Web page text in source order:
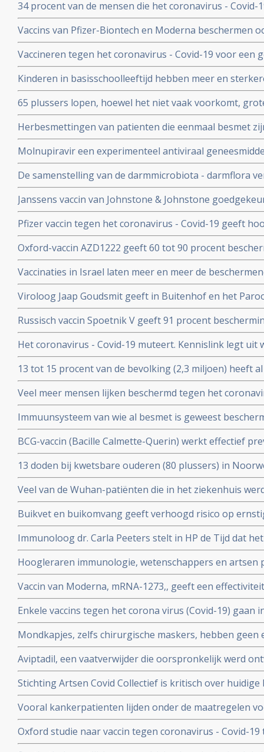
uitgesteld en onderbroken
34 procent van de mensen die het coronavirus -
problemen en werd een neurologische of
Vaccins van Pfizer-Biontech en Moderna beschermen
coronavirus aan anderen. Wie is gevaccineerd blijkt
anderen over te dragen
Vaccineren tegen het coronavirus - Covid-19 voor een
patienten en kan duizenden sterfgevallen
studie.
Kinderen in basisschoolleeftijd hebben meer en
besmet te zijn geweest met het coronavirus - Covid-19
65 plussers lopen, hoewel het niet vaak voorkomt,
besmetting met het coronavirus - Covid-19 dan
Herbesmettingen van patienten die eenmaal besmet
- Covid-19 komen zelden voor blijkt uit nieuwe
Molnupiravir een experimenteel antiviraal
virussen, waaronder coronavirussen en specifiek
coronavirus verdwenen bij alle deelnemende patienten.
De samenstelling van de darmmicrobiota - darmflora
COVID-19, vooral de functies in het darmmicrobioom
immuunreacties beinvloeden de ernst van de ziekte
Janssens vaccin van Johnstone & Johnstone
vaccin tegen het coronavirus.
Pfizer vaccin tegen het coronavirus - Covid-19 geeft
met 90 procent effectiviteit, maar er zijn nog veel
Oxford-vaccin AZD1222 geeft 60 tot 90 procent
Covid-19 zegt producent Astrazeneca in een
Vaccinaties in Israel laten meer en meer de
een maand meer jongeren opgenomen dan ouderen in
Viroloog Jaap Goudsmit geeft in Buitenhof en het
snel van de maatregelen afkomen. Vaccineer alle 60
Russisch vaccin Spoetnik V geeft 91 procent
procent bescherming tegen ernstig ziek worden. Blijkt
tussenresultaten
Het coronavirus - Covid-19 muteert. Kennislink legt uit
vaccins bv.
13 tot 15 procent van de bevolking (2,3 miljoen) heeft
coronavirus aangemaakt en hebben al langdurende
opgebouwd. Blijkt uit onderzoek van bloedbank
bloeddonoren.
Veel meer mensen lijken beschermd tegen het
gedacht. Door vroegere besmettingen met
immuniteit opgebouwd.
Immuunsysteem van wie al besmet is geweest
uit ons immuunsysteem ook tegen nieuwe mutaties
Braziliaanse mutaties van het coronavirus - Covid-19
BCG-vaccin (Bacille Calmette-Querin) werkt effectief
ziekten – mogelijk ook tegen COVID-19. RADBOUD
uitstekende resultaten uit studie met ouderen.
13 doden bij kwetsbare ouderen (80 plussers) in
vaccin van Pfizer of Moderna.
Veel van de Wuhan-patiënten die in het ziekenhuis
had zes maanden later nog steeds symptomen, zo
Buikvet en buikomvang geeft verhoogd risico op
coronavirus - Covid-19 blijkt uit Nederlandse studie
Immunoloog dr. Carla Peeters stelt in HP de Tijd dat
risico's is. En onderbouwt dat met ervaringen met het
Hoogleraren immunologie, wetenschappers en artsen
vitamine D tegen Covid-19. Er is steeds meer bewijs
coronavirus - Covid-19
Vaccin van Moderna, mRNA-1273,, geeft een
19 blijkt uit een tussenevaluatie.
Enkele vaccins tegen het corona virus (Covid-19) gaan
onderzocht worden na goede resultaten bij groepen
Mondkapjes, zelfs chirurgische maskers, hebben
tientallen gerandomiseerde studies. Dit in
Nederlandse regering van ons eist.
Aviptadil, een vaatverwijder die oorspronkelijk werd
te behandelen geeft betere overleving bij ernstig zieke
procent versus 27 procent
Stichting Artsen Covid Collectief is kritisch over
het coronavirus - Covid-19 en pleit voor veel meer
Vooral kankerpatienten lijden onder de maatregelen
omdat hun behandelingen en diagnoses te lang
Oxford studie naar vaccin tegen coronavirus - Covid-
immuunrespons bij ouderen (55+), de groep met het